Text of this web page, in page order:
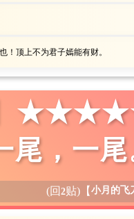
！顶上不为君子嫣能有财。
〗
尾，一
(回 2贴)【 小月的飞